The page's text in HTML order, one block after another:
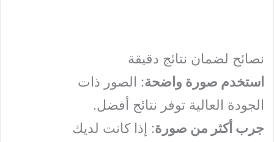
نصائح لضمان نتائج دقيقة
استخدم صورة واضحة: الصور ذات
الجودة العالية توفر نتائج أفضل.
جرب أكثر من صورة: إذا كانت لديك